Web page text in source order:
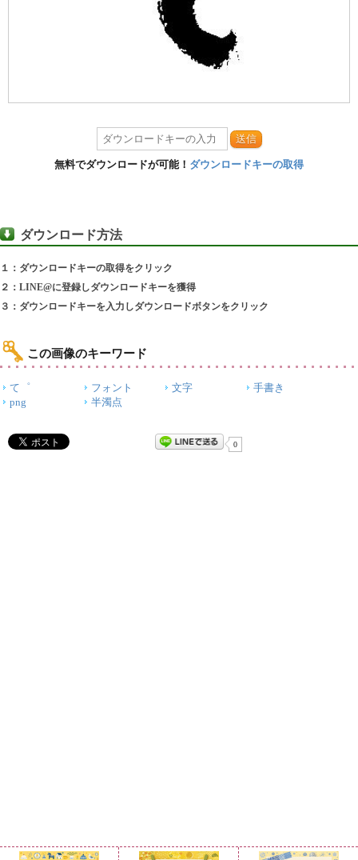
送信
無料でダウンロードが可能！ ダウンロードキーの取得
ダウンロード方法
１：ダウンロードキーの取得をクリック
２：LINE@に登録しダウンロードキーを獲得
３：ダウンロードキーを入力しダウンロードボタンをクリック
この画像のキーワード
て゜ フォント 文字
手書き
png
半濁点
0